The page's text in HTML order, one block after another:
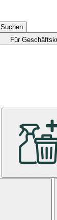
Suchen
Für